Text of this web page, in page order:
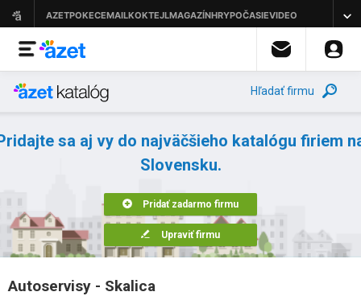
Hľadať firmu
sa aj vy do najväčšieho katalógu firiem
Slovensku.
Pridať zadarmo firmu
Upraviť firmu
Autoservisy - Skalica